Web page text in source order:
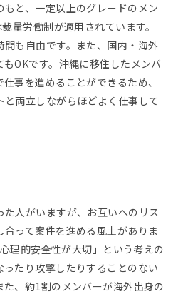
と、一定以上のグレードのメン
量労働制が適用されています。
も自由です。また、国内・海外
OKです。沖縄に移住したメンバ
事を進めることができるため、
両立しながらほどよく仕事して
人がいますが、お互いへのリス
って案件を進める風土がありま
理的安全性が大切」という考えの
たり攻撃したりすることのない
、約1割のメンバーが海外出身の